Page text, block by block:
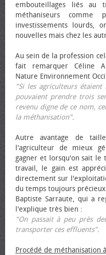
embouteillages liés au
méthaniseurs
investissements lourds,
nouvelles mais chez les
Au sein de la profession
fait remarquer Céline
Nature Environnement
"Si les agriculteurs
pouvaient prendre trois
revenu digne de ce nom,
la méthanisation".
Autre avantage de
l'agriculteur de mieux
gagner et lorsqu'on sait le
travail, le gain est
directement sur
du temps toujours
Baptiste Sarraute, qui a
l'explique très bien :
"On passait à peu près
transporter ces effluents".
Procédé de méthanisation